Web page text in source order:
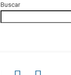
Buscar